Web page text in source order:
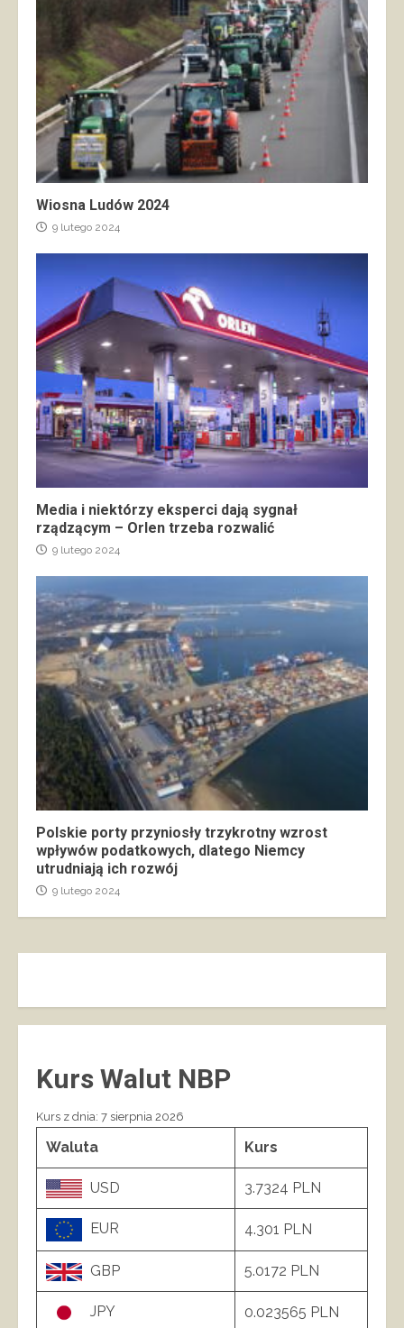
Wiosna Ludów 2024
9 lutego 2024
Media i niektórzy eksperci dają sygnał
rządzącym – Orlen trzeba rozwalić
9 lutego 2024
Polskie porty przyniosły trzykrotny wzrost
wpływów podatkowych, dlatego Niemcy
utrudniają ich rozwój
9 lutego 2024
Kurs Walut NBP
Kurs z dnia: 7 sierpnia 2026
Waluta Kurs
USD 3.7324 PLN
EUR 4.301 PLN
GBP 5.0172 PLN
JPY 0.023565 PLN